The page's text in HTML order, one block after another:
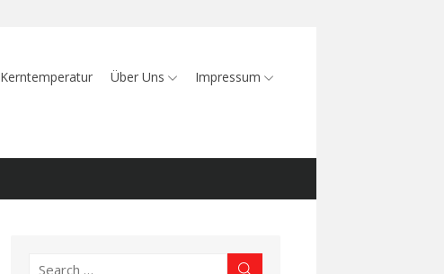
Kerntemperatur Über Uns Impressum
Search